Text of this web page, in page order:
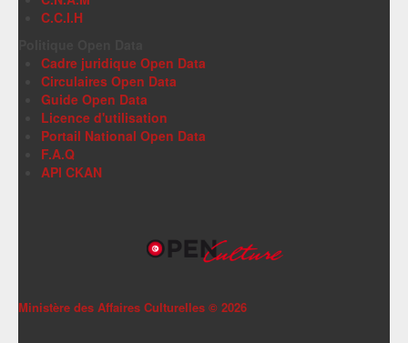
C.C.I.H
Cadre juridique Open Data
Circulaires Open Data
Guide Open Data
Licence d'utilisation
Portail National Open Data
F.A.Q
API CKAN
Ministère des Affaires Culturelles © 2026